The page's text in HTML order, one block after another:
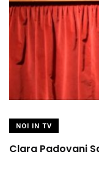
NOI IN TV
Clara Padovani